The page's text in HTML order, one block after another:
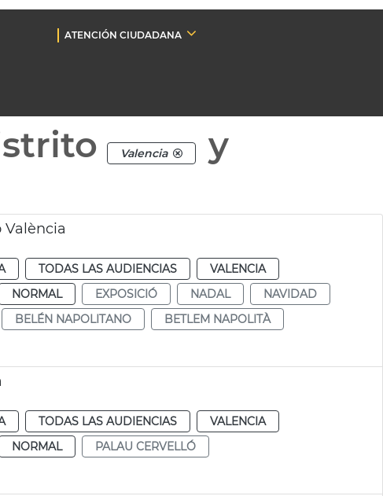
ATENCIÓN CIUDADANA
Valencia
y
TODAS LAS AUDIENCIAS
VALENCIA
NORMAL EXPOSICIÓ NADAL
NAVIDAD
BELÉN NAPOLITANO
BETLEM NAPOLITÀ
TODAS LAS AUDIENCIAS
VALENCIA
NORMAL
PALAU CERVELLÓ